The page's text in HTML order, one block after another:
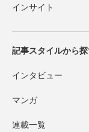
インサイト
記事スタイルから
インタビュー
マンガ
連載一覧